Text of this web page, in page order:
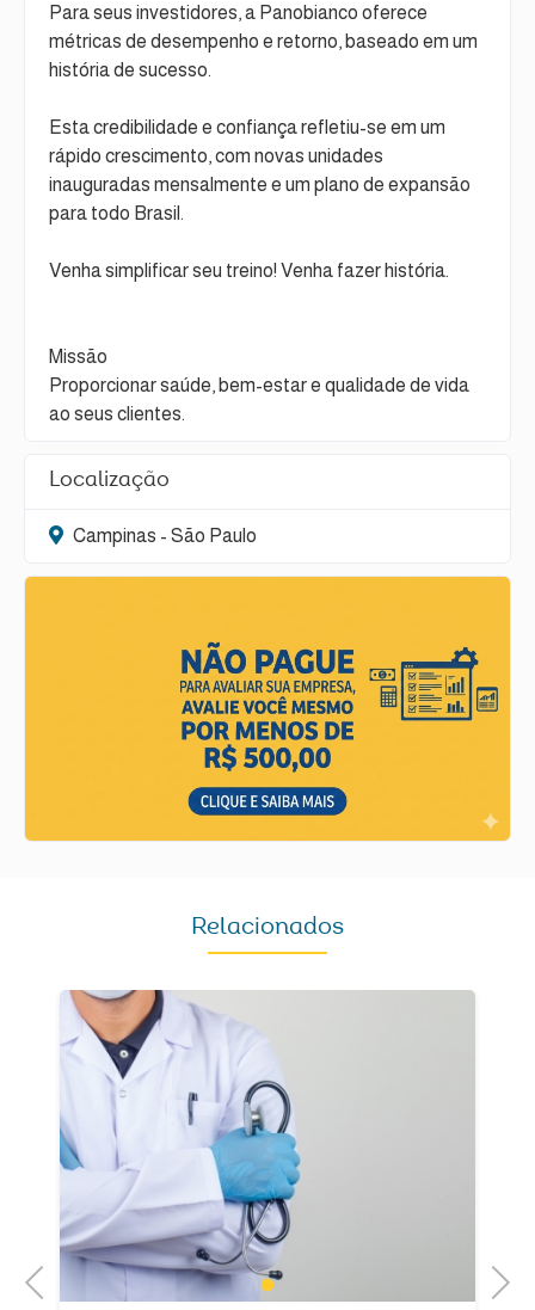
Para seus investidores, a Panobianco oferece
métricas de desempenho e retorno, baseado em um
história de sucesso.
Esta credibilidade e confiança refletiu-se em um
rápido crescimento, com novas unidades
inauguradas mensalmente e um plano de expansão
para todo Brasil.
Venha simplificar seu treino! Venha fazer história.
Missão
Proporcionar saúde, bem-estar e qualidade de vida
ao seus clientes.
Localização
Campinas - São Paulo
Relacionados
Previous 1 Next